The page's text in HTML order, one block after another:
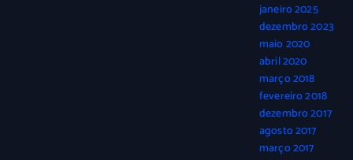
janeiro 2025
dezembro 2023
maio 2020
abril 2020
março 2018
fevereiro 2018
dezembro 2017
agosto 2017
março 2017